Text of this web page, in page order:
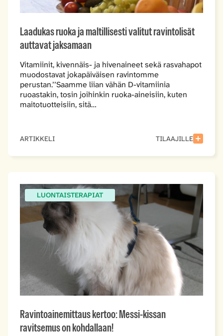
Laadukas ruoka ja maltillisesti valitut ravintolisät
auttavat jaksamaan
Vitamiinit, kivennäis- ja hivenaineet sekä rasvahapot
muodostavat jokapäiväisen ravintomme
perustan.’’Saamme liian vähän D-vitamiinia
ruoastakin, tosin joihinkin ruoka-aineisiin, kuten
maitotuotteisiin, sitä…
ARTIKKELI TILAAJILLE
LUONTAISTERAPIAT
Ravintoainemittaus kertoo: Messi-kissan
ravitsemus on kohdallaan!